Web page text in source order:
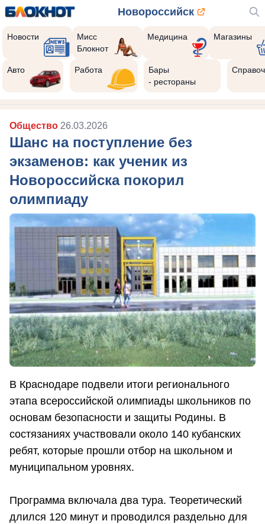
Новороссийск
Новости
Мисс
Блокнот
Медицина Магазины
Авто Работа
Бары
- рестораны
Общество 26.03.2026
Шанс на поступление без
экзаменов: как ученик из
Новороссийска покорил
олимпиаду
В Краснодаре подвели итоги регионального
этапа всероссийской олимпиады школьников по
основам безопасности и защиты Родины. В
состязаниях участвовали около 140 кубанских
ребят, которые прошли отбор на школьном и
муниципальном уровнях.
Программа включала два тура. Теоретический
длился 120 минут и проводился раздельно для